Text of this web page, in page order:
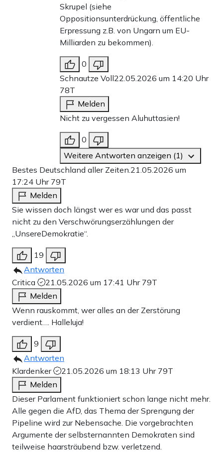
Skrupel (siehe
Oppositionsunterdrückung, öffentliche
Erpressung z.B. von Ungarn um EU-
Milliarden zu bekommen).
0
Schnautze Voll22.05.2026 um 14:20 Uhr
78T
Melden
Nicht zu vergessen Aluhuttasien!
0
Weitere Antworten anzeigen (1)
Bestes Deutschland aller Zeiten. 21.05.2026 um
17:24 Uhr 79T
Melden
Sie wissen doch längst wer es war und das passt
nicht zu den Verschwörungserzählungen der
„UnsereDemokratie“.
19
Antworten
Critica
21.05.2026 um 17:41 Uhr 79T
Melden
Wenn rauskommt, wer alles an der Zerstörung
verdient…. Halleluja!
9
Antworten
Klardenker
21.05.2026 um 18:13 Uhr 79T
Melden
Dieser Parlament funktioniert schon lange nicht mehr.
Alle gegen die AfD, das Thema der Sprengung der
Pipeline wird zur Nebensache. Die vorgebrachten
Argumente der selbsternannten Demokraten sind
teilweise haarsträubend bzw. verletzend.